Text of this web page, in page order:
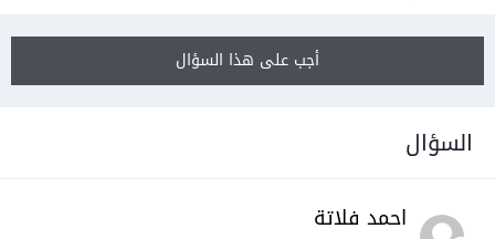
أجب على هذا السؤال
السؤال
احمد فلاتة